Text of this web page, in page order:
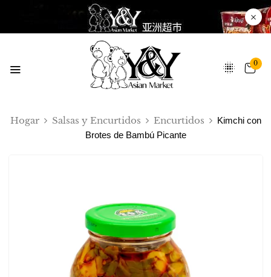
0
Hogar Salsas y Encurtidos Encurtidos
Kimchi con
Brotes de Bambú Picante